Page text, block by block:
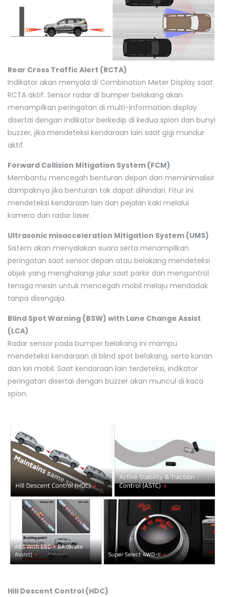
Rear Cross Traffic Alert (RCTA)
Indikator akan menyala di Combination Meter Display saat
RCTA aktif. Sensor radar di bumper belakang akan
menampilkan peringatan di multi-information display
disertai dengan indikator berkedip di kedua spion dan bunyi
buzzer, jika mendeteksi kendaraan lain saat gigi mundur
aktif.
Forward Collision Mitigation System (FCM)
Membantu mencegah benturan depan dan meminimalisir
dampaknya jika benturan tak dapat dihindari. Fitur ini
mendeteksi kendaraan lain dan pejalan kaki melalui
kamera dan radar laser.
Ultrasonic misacceleration Mitigation System (UMS)
Sistem akan menyalakan suara serta menampilkan
peringatan saat sensor depan atau belakang mendeteksi
objek yang menghalangi jalur saat parkir dan mengontrol
tenaga mesin untuk mencegah mobil melaju mendadak
tanpa disengaja.
Blind Spot Warning (BSW) with Lane Change Assist
(LCA)
Radar sensor pada bumper belakang ini mampu
mendeteksi kendaraan di blind spot belakang, serta kanan
dan kiri mobil. Saat kendaraan lain terdeteksi, indikator
peringatan disertai dengan buzzer akan muncul di kaca
spion.
Hill Descent Control (HDC)